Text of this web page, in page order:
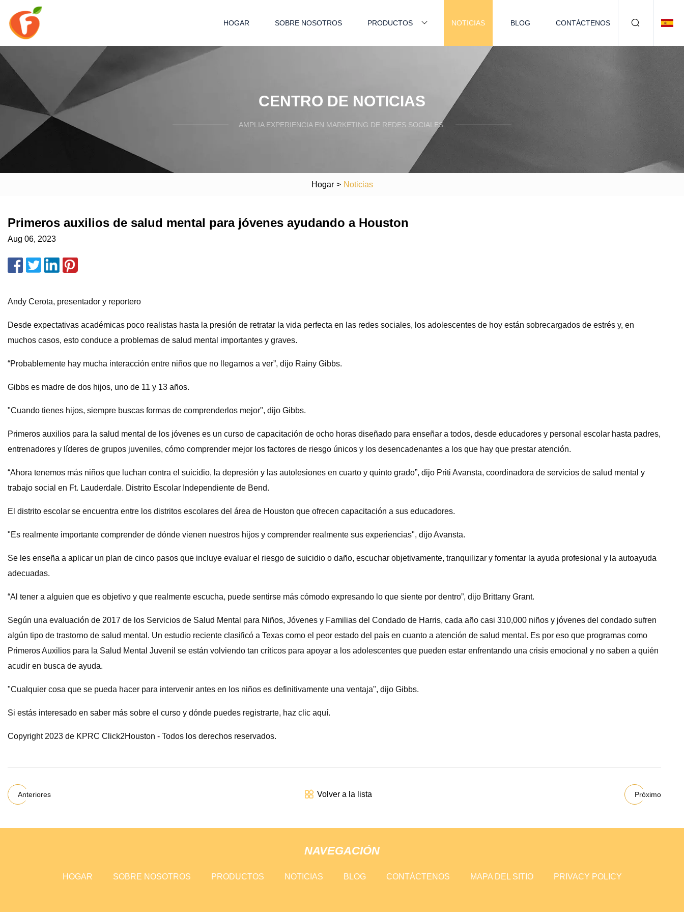
HOGAR SOBRE NOSOTROS PRODUCTOS NOTICIAS BLOG CONTÁCTENOS
CENTRO DE NOTICIAS
AMPLIA EXPERIENCIA EN MARKETING DE REDES SOCIALES.
Hogar > Noticias
Primeros auxilios de salud mental para jóvenes ayudando a Houston
Aug 06, 2023
Andy Cerota, presentador y reportero
Desde expectativas académicas poco realistas hasta la presión de retratar la vida perfecta en las redes sociales, los adolescentes de hoy están sobrecargados de estrés y, en
muchos casos, esto conduce a problemas de salud mental importantes y graves.
“Probablemente hay mucha interacción entre niños que no llegamos a ver”, dijo Rainy Gibbs.
Gibbs es madre de dos hijos, uno de 11 y 13 años.
"Cuando tienes hijos, siempre buscas formas de comprenderlos mejor", dijo Gibbs.
Primeros auxilios para la salud mental de los jóvenes es un curso de capacitación de ocho horas diseñado para enseñar a todos, desde educadores y personal escolar hasta padres,
entrenadores y líderes de grupos juveniles, cómo comprender mejor los factores de riesgo únicos y los desencadenantes a los que hay que prestar atención.
“Ahora tenemos más niños que luchan contra el suicidio, la depresión y las autolesiones en cuarto y quinto grado”, dijo Priti Avansta, coordinadora de servicios de salud mental y
trabajo social en Ft. Lauderdale. Distrito Escolar Independiente de Bend.
El distrito escolar se encuentra entre los distritos escolares del área de Houston que ofrecen capacitación a sus educadores.
"Es realmente importante comprender de dónde vienen nuestros hijos y comprender realmente sus experiencias", dijo Avansta.
Se les enseña a aplicar un plan de cinco pasos que incluye evaluar el riesgo de suicidio o daño, escuchar objetivamente, tranquilizar y fomentar la ayuda profesional y la autoayuda
adecuadas.
“Al tener a alguien que es objetivo y que realmente escucha, puede sentirse más cómodo expresando lo que siente por dentro”, dijo Brittany Grant.
Según una evaluación de 2017 de los Servicios de Salud Mental para Niños, Jóvenes y Familias del Condado de Harris, cada año casi 310,000 niños y jóvenes del condado sufren
algún tipo de trastorno de salud mental. Un estudio reciente clasificó a Texas como el peor estado del país en cuanto a atención de salud mental. Es por eso que programas como
Primeros Auxilios para la Salud Mental Juvenil se están volviendo tan críticos para apoyar a los adolescentes que pueden estar enfrentando una crisis emocional y no saben a quién
acudir en busca de ayuda.
"Cualquier cosa que se pueda hacer para intervenir antes en los niños es definitivamente una ventaja", dijo Gibbs.
Si estás interesado en saber más sobre el curso y dónde puedes registrarte, haz clic aquí.
Copyright 2023 de KPRC Click2Houston - Todos los derechos reservados.
Anteriores Volver a la lista Próximo
NAVEGACIÓN
HOGAR SOBRE NOSOTROS PRODUCTOS NOTICIAS BLOG CONTÁCTENOS MAPA DEL SITIO PRIVACY POLICY